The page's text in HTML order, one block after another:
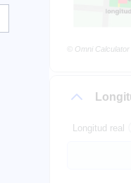
© Omni Calculator
Longitud real